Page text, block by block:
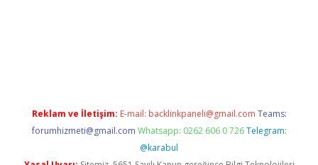
Reklam ve İletişim: E-mail: backlinkpaneli@gmail.com Teams:
forumhizmeti@gmail.com Whatsapp: 0262 606 0 726 Telegram:
@karabul